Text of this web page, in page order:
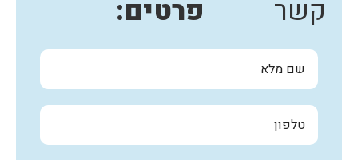
קשר פרטים: